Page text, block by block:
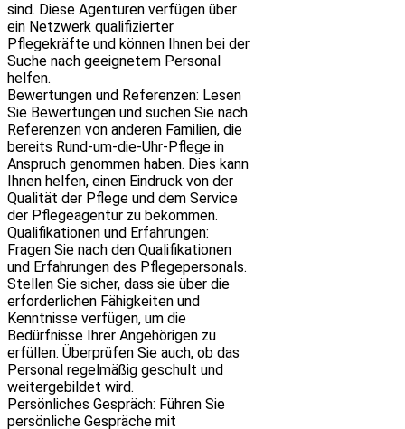
sind. Diese Agenturen verfügen über
ein Netzwerk qualifizierter
Pflegekräfte und können Ihnen bei der
Suche nach geeignetem Personal
helfen.
Bewertungen und Referenzen: Lesen
Sie Bewertungen und suchen Sie nach
Referenzen von anderen Familien, die
bereits Rund-um-die-Uhr-Pflege in
Anspruch genommen haben. Dies kann
Ihnen helfen, einen Eindruck von der
Qualität der Pflege und dem Service
der Pflegeagentur zu bekommen.
Qualifikationen und Erfahrungen:
Fragen Sie nach den Qualifikationen
und Erfahrungen des Pflegepersonals.
Stellen Sie sicher, dass sie über die
erforderlichen Fähigkeiten und
Kenntnisse verfügen, um die
Bedürfnisse Ihrer Angehörigen zu
erfüllen. Überprüfen Sie auch, ob das
Personal regelmäßig geschult und
weitergebildet wird.
Persönliches Gespräch: Führen Sie
persönliche Gespräche mit